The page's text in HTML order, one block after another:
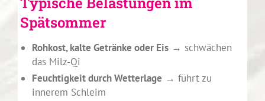
Spätsommer
Rohkost, kalte Getränke oder Eis → schwächen
das Milz-Qi
Feuchtigkeit durch Wetterlage → führt zu
innerem Schleim